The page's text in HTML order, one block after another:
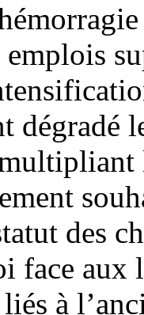
dégradé
des
face
à